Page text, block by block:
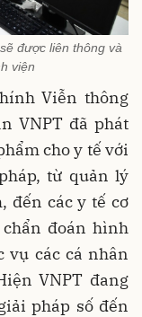
được liên thông và
viện
Viễn thông
VNPT đã phát
cho y tế với
từ quản lý
đến các y tế cơ
đoán hình
vụ các cá nhân
VNPT đang
pháp số đến